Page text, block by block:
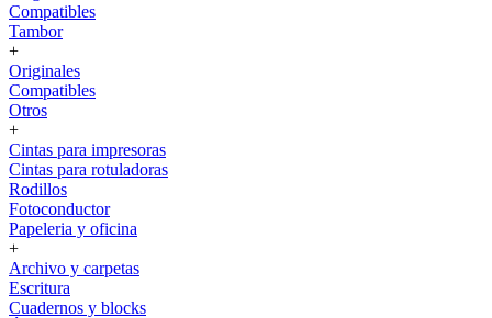
Compatibles
Tambor
+
Originales
Compatibles
Otros
+
Cintas para impresoras
Cintas para rotuladoras
Rodillos
Fotoconductor
Papeleria y oficina
+
Archivo y carpetas
Escritura
Cuadernos y blocks